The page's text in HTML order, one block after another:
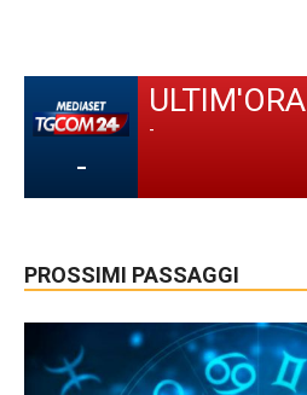
-
ULTIM'ORA
-
PROSSIMI PASSAGGI